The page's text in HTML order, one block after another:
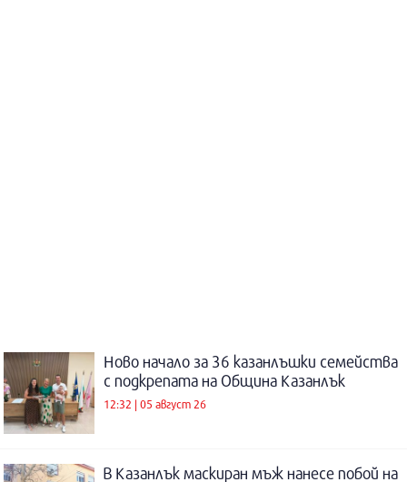
Ново начало за 36 казанлъшки семейства
с подкрепата на Община Казанлък
12:32 | 05 август 26
В Казанлък маскиран мъж нанесе побой на